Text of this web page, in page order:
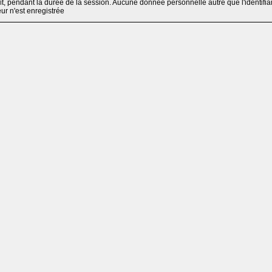
pendant la durée de la session. Aucune donnée personnelle autre que
n'est enregistrée